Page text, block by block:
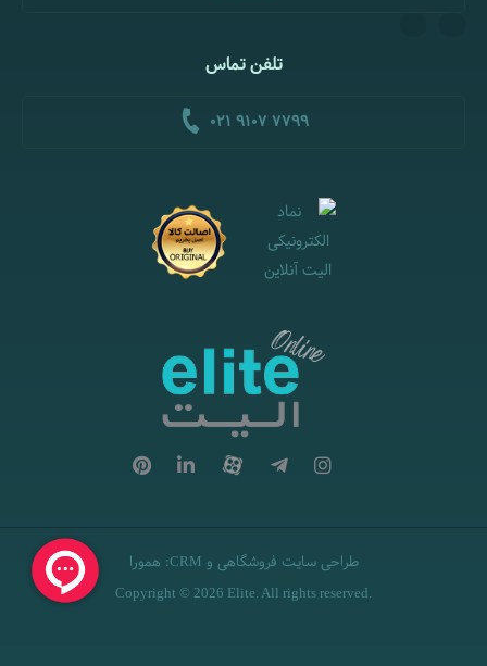
تلفن تماس
021 9107 7799
طراحی سایت فروشگاهی و CRM
: همورا
Copyright © 2026 Elite. All rights reserved.